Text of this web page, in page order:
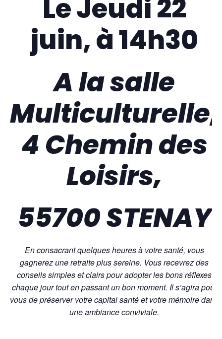
Le Jeudi 22
juin, à 14h30
A la salle
Multiculturelle,
4 Chemin des
Loisirs,
55700 STENAY
En consacrant quelques heures à votre santé, vous
gagnerez une retraite plus sereine. Vous recevrez des
conseils simples et clairs pour adopter les bons réflexes
chaque jour tout en passant un bon moment. Il s’agira pour
vous de préserver votre capital santé et votre mémoire dans
une ambiance conviviale.